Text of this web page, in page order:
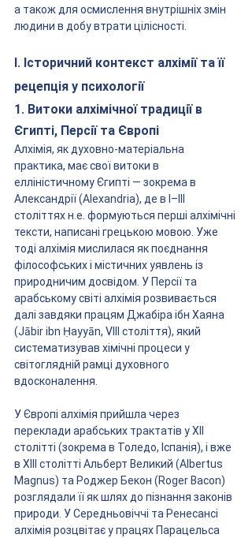
а також для осмислення внутрішніх змін
людини в добу втрати цілісності.
I. Історичний контекст алхімії та її
рецепція у психології
1. Витоки алхімічної традиції в
Єгипті, Персії та Європі
Алхімія, як духовно-матеріальна
практика, має свої витоки в
елліністичному Єгипті — зокрема в
Александрії (Alexandria), де в І–III
століттях н.е. формуються перші алхімічні
тексти, написані грецькою мовою. Уже
тоді алхімія мислилася як поєднання
філософських і містичних уявлень із
природничим досвідом. У Персії та
арабському світі алхімія розвивається
далі завдяки працям Джабіра ібн Хаяна
(Jābir ibn Ḥayyān, VIII століття), який
систематизував хімічні процеси у
світоглядній рамці духовного
вдосконалення.
У Європі алхімія прийшла через
переклади арабських трактатів у XII
столітті (зокрема в Толедо, Іспанія), і вже
в XIII столітті Альберт Великий (Albertus
Magnus) та Роджер Бекон (Roger Bacon)
розглядали її як шлях до пізнання законів
природи. У Середньовіччі та Ренесансі
алхімія розцвітає у працях Парацельса